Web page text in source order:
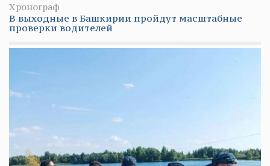
Хронограф
В выходные в Башкирии пройдут масштабные
проверки водителей